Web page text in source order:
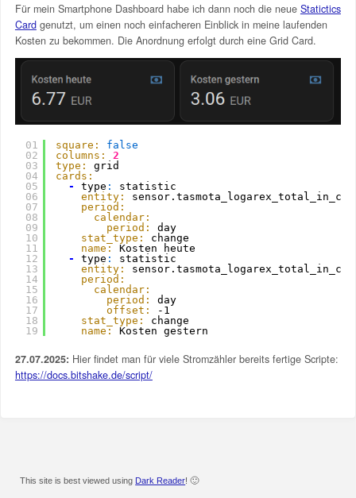
Für mein Smartphone Dashboard habe ich dann noch die neue Statictics
Cardgenutzt, um einen noch einfacheren Einblick in meine laufenden
Kosten zu bekommen. Die Anordnung erfolgt durch eine Grid Card.
01
02
03
04
05
06
07
08
09
10
11
12
13
14
15
16
17
18
19
square:
false
columns:
2
type:
grid
cards:
-
type :
statistic
entity:
period:
calendar:
period:
day
stat_type:
change
name: Kosten heute
-
type :
statistic
entity:
period:
calendar:
period:
day
offset:
-1
stat_type:
change
name: Kosten gestern
27.07.2025: Hier findet man für viele Stromzähler bereits fertige Scripte:
https://docs.bitshake.de/script/
This site is best viewed using Dark Reader! 🙂